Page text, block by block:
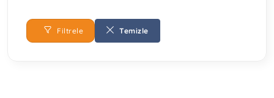
Filtrele Temizle